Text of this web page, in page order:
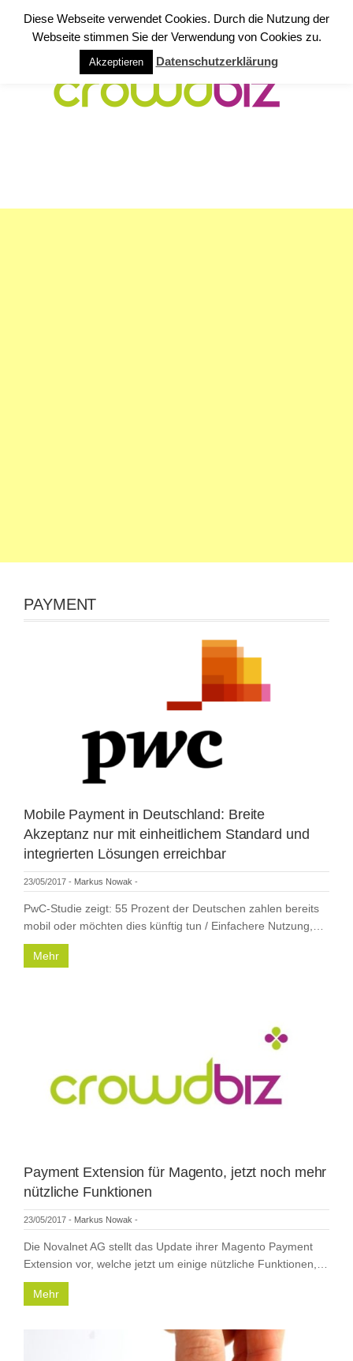
PAYMENT
Mobile Payment in Deutschland: Breite
Akzeptanz nur mit einheitlichem Standard und
integrierten Lösungen erreichbar
23/05/2017 - Markus Nowak -
PwC-Studie zeigt: 55 Prozent der Deutschen zahlen bereits
mobil oder möchten dies künftig tun / Einfachere Nutzung,…
Mehr
Payment Extension für Magento, jetzt noch mehr
nützliche Funktionen
23/05/2017 - Markus Nowak -
Die Novalnet AG stellt das Update ihrer Magento Payment
Extension vor, welche jetzt um einige nützliche Funktionen,…
Mehr
Diese Webseite verwendet Cookies. Durch die Nutzung der
Webseite stimmen Sie der Verwendung von Cookies zu.
Akzeptieren Datenschutzerklärung